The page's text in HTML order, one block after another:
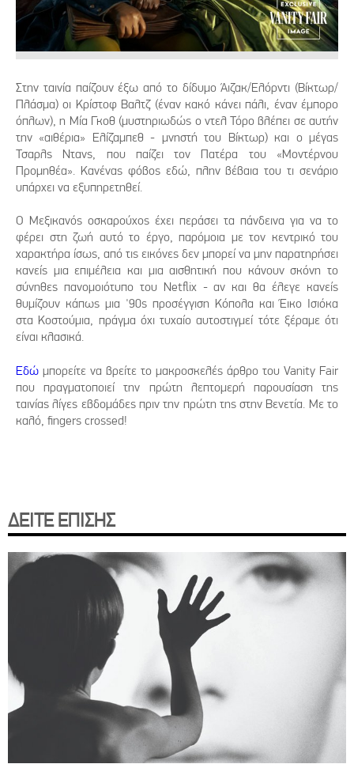
Στην ταινία παίζουν έξω από το δίδυμο Άιζακ/Ελόρντι (Βίκτωρ/
Πλάσμα) οι Κρίστοφ Βαλτζ (έναν κακό κάνει πάλι, έναν έμπορο
όπλων), η Μία Γκοθ (μυστηριωδώς ο ντελ Τόρο βλέπει σε αυτήν
την «αιθέρια» Ελίζαμπεθ - μνηστή του Βίκτωρ) και ο μέγας
Τσαρλς Ντανς, που παίζει τον Πατέρα του «Μοντέρνου
Προμηθέα». Κανένας φόβος εδώ, πλην βέβαια του τι σενάριο
υπάρχει να εξυπηρετηθεί.
Ο Μεξικανός οσκαρούχος έχει περάσει τα πάνδεινα για να το
φέρει στη ζωή αυτό το έργο, παρόμοια με τον κεντρικό του
χαρακτήρα ίσως, από τις εικόνες δεν μπορεί να μην παρατηρήσει
κανείς μια επιμέλεια και μια αισθητική που κάνουν σκόνη το
σύνηθες πανομοιότυπο του Netflix - αν και θα έλεγε κανείς
θυμίζουν κάπως μια '90ς προσέγγιση Κόπολα και Έικο Ισιόκα
στα Κοστούμια, πράγμα όχι τυχαίο αυτοστιγμεί τότε ξέραμε ότι
είναι κλασικά.
Εδώ μπορείτε να βρείτε το μακροσκελές άρθρο του Vanity Fair
που πραγματοποιεί την πρώτη λεπτομερή παρουσίαση της
ταινίας λίγες εβδομάδες πριν την πρώτη της στην Βενετία. Με το
καλό, fingers crossed!
ΔΕΙΤΕ ΕΠΙΣΗΣ